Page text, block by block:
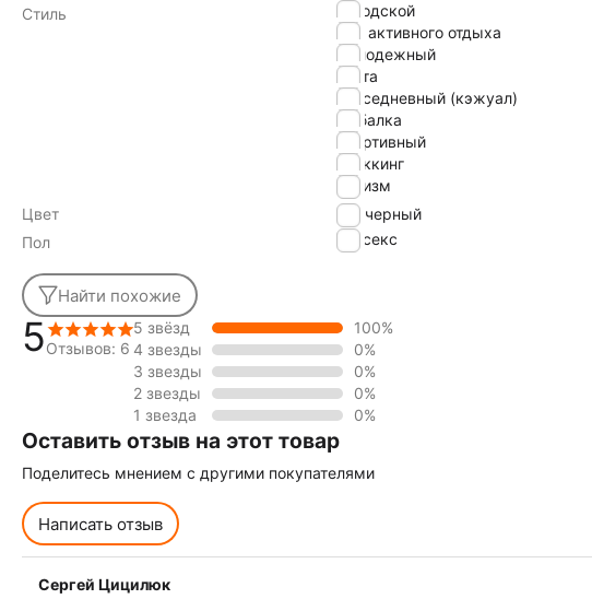
Стиль
городской
для активного отдыха
молодежный
охота
повседневный (кэжуал)
рыбалка
спортивный
треккинг
туризм
Цвет
черный
Пол
Унисекс
Найти похожие
5Отзывов: 6
5 звёзд
100%
4 звезды
0%
3 звезды
0%
2 звезды
0%
1 звезда
0%
Оставить отзыв на этот товар
Поделитесь мнением с другими покупателями
Написать отзыв
Сергей Цицилюк